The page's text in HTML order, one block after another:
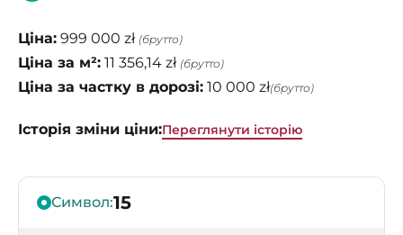
Ціна: 999 000 zł (брутто)
Ціна за м²: 11 356,14 zł (брутто)
Ціна за частку в дорозі: 10 000 zł(брутто)
Історія зміни ціни:Переглянути історію
Символ:15